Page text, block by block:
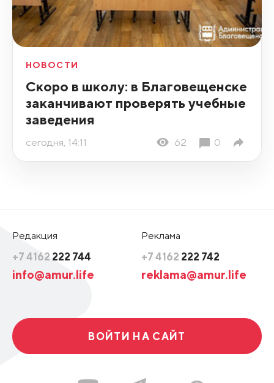
НОВОСТИ
Скоро в школу: в Благовещенске
заканчивают проверять учебные
заведения
сегодня, 14:11 62 0
Редакция
+7 4162 222 744
info@amur.life
Реклама
+7 4162 222 742
reklama@amur.life
ВОЙТИ НА САЙТ